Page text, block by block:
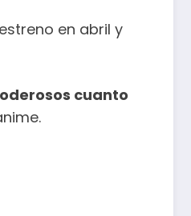
en abril y
cuanto